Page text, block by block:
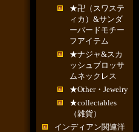
★卍（スワステ
ィカ）&サンダ
ーバードモチー
フアイテム
★ナジャ&スカ
ッシュブロッサ
ムネックレス
★Other・Jewelry
★collectables
（雑貨）
インディアン関連洋